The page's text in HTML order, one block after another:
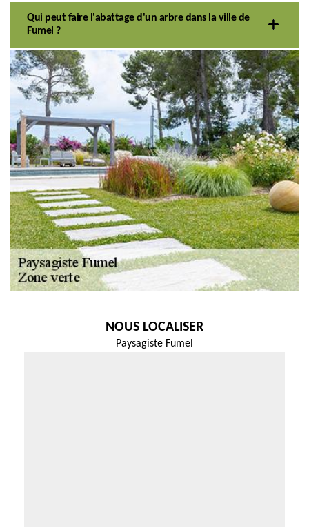
Qui peut faire l'abattage d'un arbre dans la ville de
Fumel ?
NOUS LOCALISER
Paysagiste Fumel